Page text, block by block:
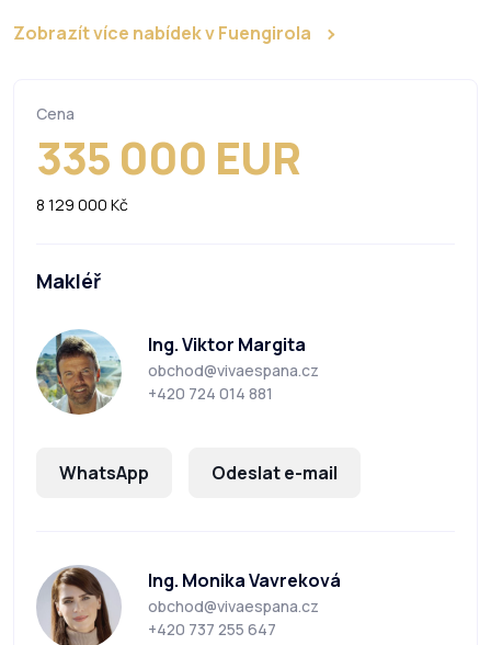
Zobrazít více nabídek v Fuengirola
Cena
335 000 EUR
8 129 000 Kč
Makléř
Ing. Viktor Margita
obchod@vivaespana.cz
+420 724 014 881
WhatsApp Odeslat e-mail
Ing. Monika Vavreková
obchod@vivaespana.cz
+420 737 255 647